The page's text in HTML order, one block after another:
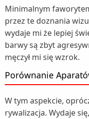
Minimalnym
przez te doznania
wydaje mi że lepiej
barwy są zbyt
męczył mi się wzrok.
Porównanie
W tym aspekcie,
rywalizacja. Wydaje